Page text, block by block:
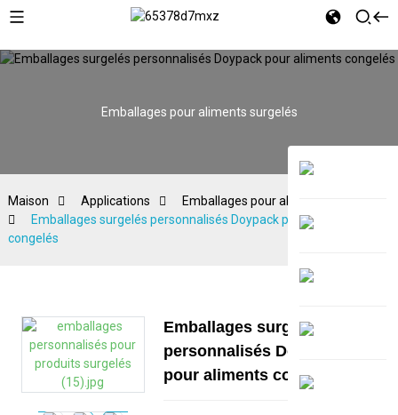
Emballages pour aliments surgelés
Maison Applications
Emballages pour aliments surgelés
Emballages surgelés personnalisés Doypack pour aliments
congelés
Emballages surgelés
personnalisés Doypack
pour aliments congelés